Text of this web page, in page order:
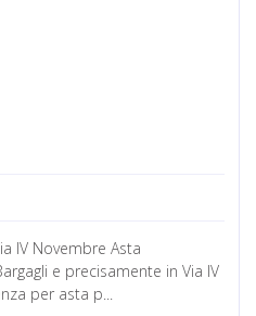
IV Novembre Asta
e precisamente in Via IV
per asta p...